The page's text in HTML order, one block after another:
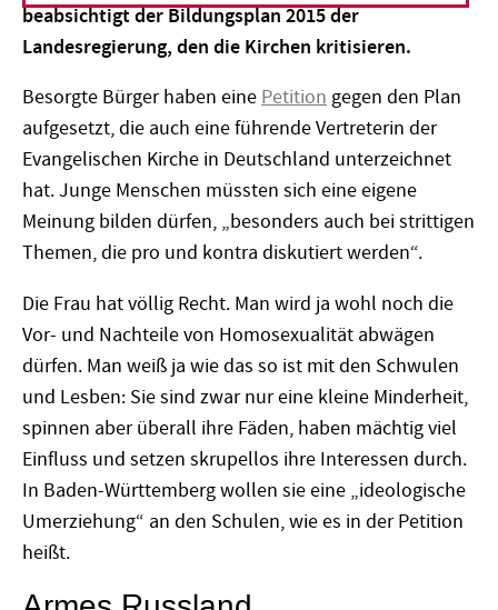
beabsichtigt der Bildungsplan 2015 der
Landesregierung, den die Kirchen kritisieren.
Besorgte Bürger haben eine Petition gegen den Plan
aufgesetzt, die auch eine führende Vertreterin der
Evangelischen Kirche in Deutschland unterzeichnet
hat. Junge Menschen müssten sich eine eigene
Meinung bilden dürfen, „besonders auch bei strittigen
Themen, die pro und kontra diskutiert werden“.
Die Frau hat völlig Recht. Man wird ja wohl noch die
Vor- und Nachteile von Homosexualität abwägen
dürfen. Man weiß ja wie das so ist mit den Schwulen
und Lesben: Sie sind zwar nur eine kleine Minderheit,
spinnen aber überall ihre Fäden, haben mächtig viel
Einfluss und setzen skrupellos ihre Interessen durch.
In Baden-Württemberg wollen sie eine „ideologische
Umerziehung“ an den Schulen, wie es in der Petition
heißt.